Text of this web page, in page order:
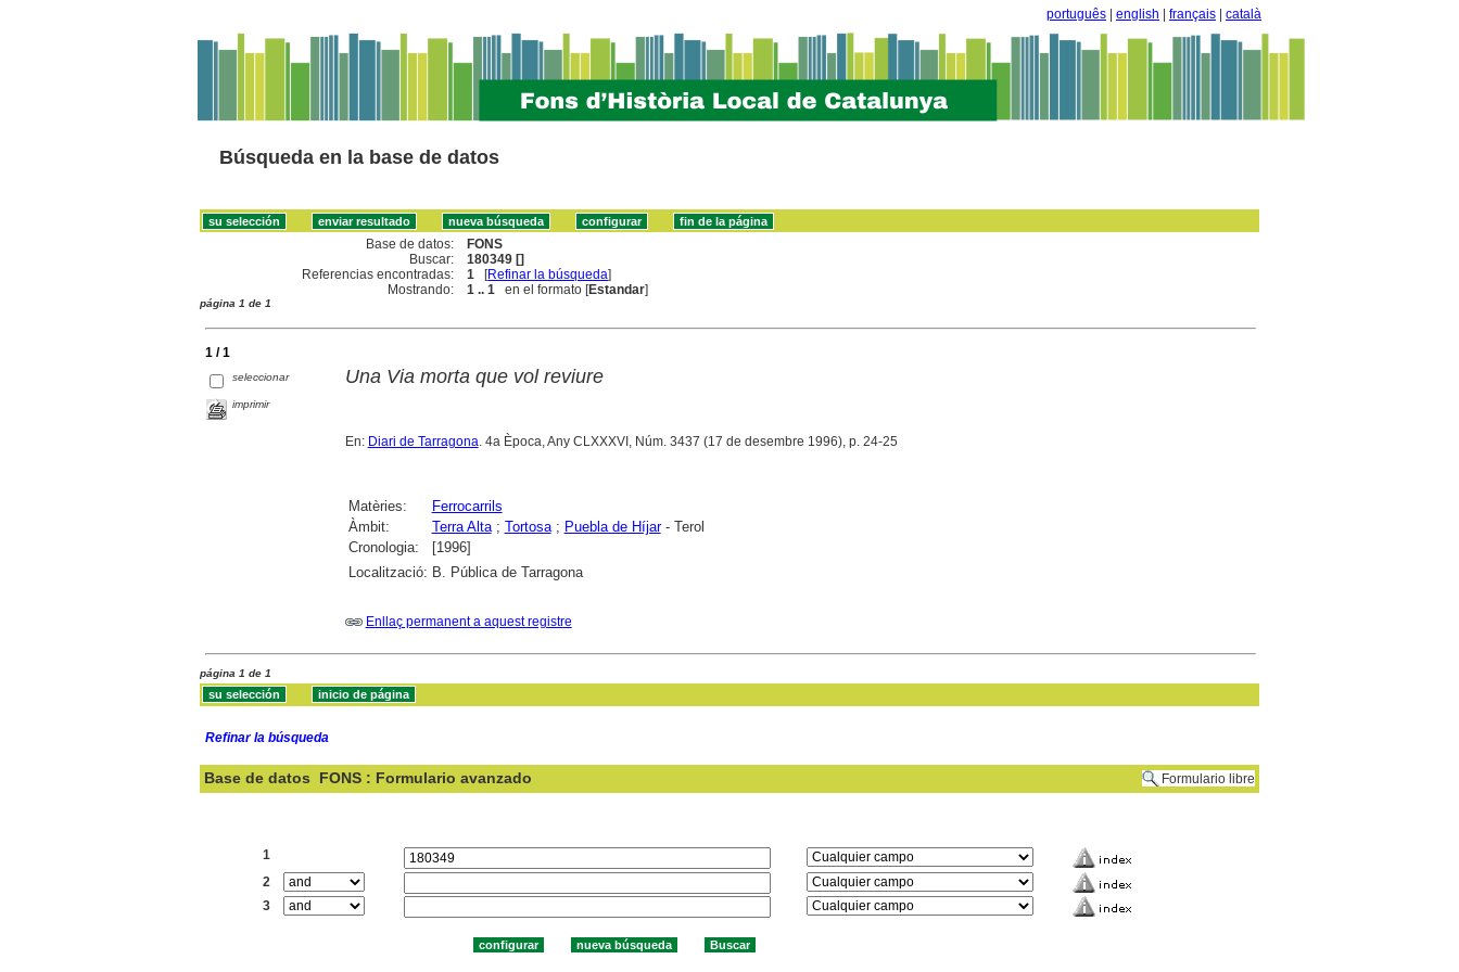
português english français català
Búsqueda en la base de datos
Base de datos:
FONS
Buscar:
180349 []
Referencias encontradas:
1 [Refinar la búsqueda]
Mostrando:
1 .. 1 en el formato [Estandar]
página 1 de 1
1 / 1
seleccionar
imprimir
Una Via morta que vol reviure
En: Diari de Tarragona. 4a Època, Any CLXXXVI, Núm. 3437 (17 de desembre 1996), p. 24-25
Matèries:
Ferrocarrils
Àmbit:
Terra Alta; Tortosa; Puebla de Híjar- Terol
Cronologia:
[1996]
Localització: B. Pública de Tarragona
Enllaç permanent a aquest registre
página 1 de 1
Refinar la búsqueda
Base de datos FONS : Formulario avanzado Formulario libre
1
2
3